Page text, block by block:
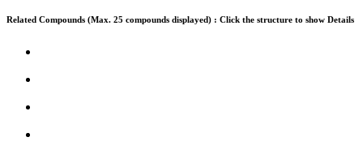
Related Compounds (Max. 25 compounds displayed) : Click the structure to show Details